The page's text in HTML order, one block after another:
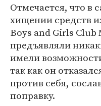
Отмечается, что в
хищении средств
Boys and Girls
предъявляли
имели
так как он
против себя,
поправку.